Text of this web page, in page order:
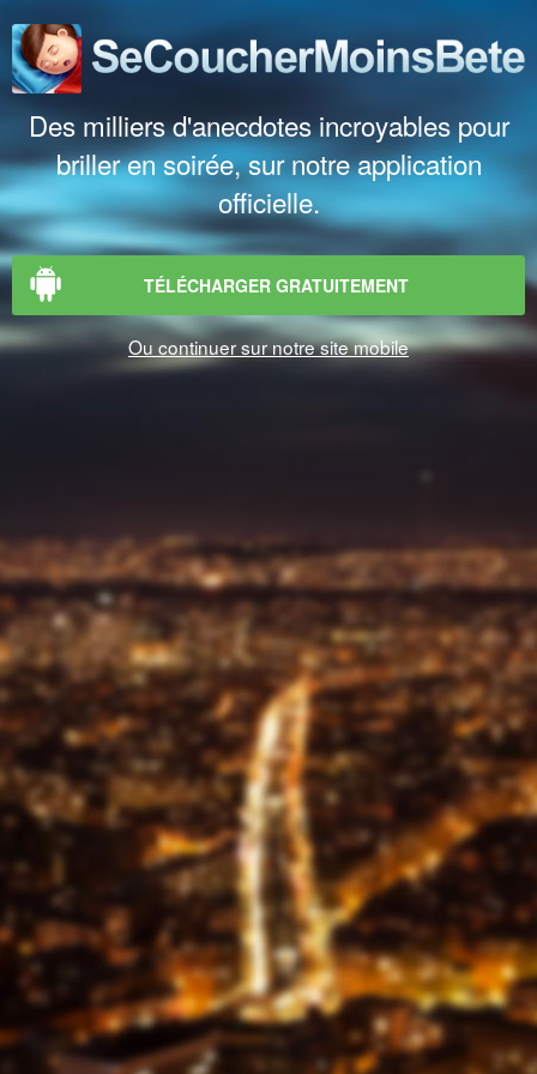
Des milliers d'anecdotes incroyables pour
briller en soirée, sur notre application
officielle.
TÉLÉCHARGER GRATUITEMENT
Ou continuer sur notre site mobile